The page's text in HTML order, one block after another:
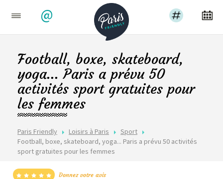
@
Paris Friendly Loisirs à Paris
Sport
Football, boxe, skateboard, yoga... Paris a prévu 50 activités
sport gratuites pour les femmes
Football, boxe, skateboard,
yoga... Paris a prévu 50
activités sport gratuites pour
les femmes
Donnez votre avis